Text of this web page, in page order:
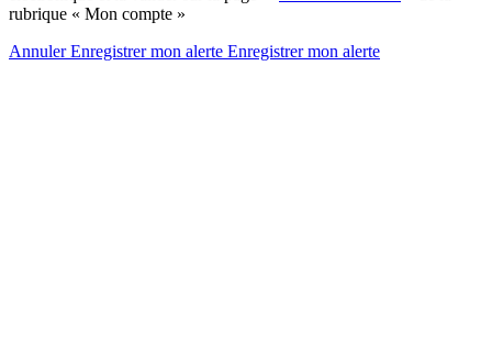
rubrique « Mon compte »
AnnulerEnregistrer mon alerte Enregistrermon alerte